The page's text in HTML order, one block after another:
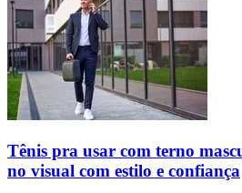
Tênis pra usar com terno
no visual com estilo e confiança